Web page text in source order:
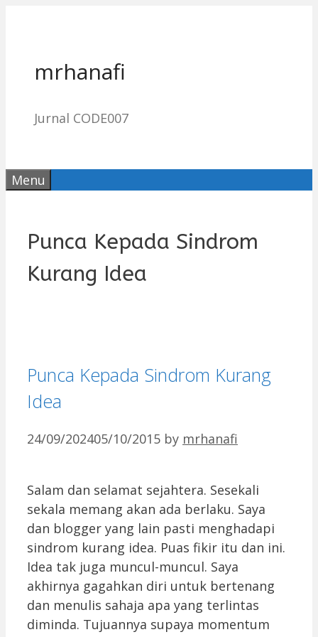
mrhanafi
Jurnal CODE007
Menu
Punca Kepada Sindrom
Kurang Idea
Punca Kepada Sindrom Kurang
Idea
24/09/202405/10/2015 by mrhanafi
Salam dan selamat sejahtera. Sesekali
sekala memang akan ada berlaku. Saya
dan blogger yang lain pasti menghadapi
sindrom kurang idea. Puas fikir itu dan ini.
Idea tak juga muncul-muncul. Saya
akhirnya gagahkan diri untuk bertenang
dan menulis sahaja apa yang terlintas
diminda. Tujuannya supaya momentum